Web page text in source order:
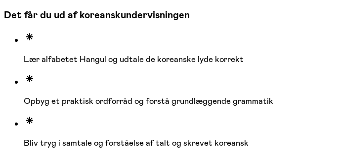
Det får du ud af koreanskundervisningen
Lær alfabetet Hangul og udtale de koreanske lyde korrekt
Opbyg et praktisk ordforråd og forstå grundlæggende grammatik
Bliv tryg i samtale og forståelse af talt og skrevet koreansk